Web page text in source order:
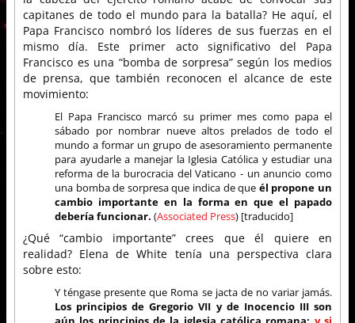
capitanes de todo el mundo para la batalla? He aquí, el
Papa Francisco nombró los líderes de sus fuerzas en el
mismo día. Este primer acto significativo del Papa
Francisco es una “bomba de sorpresa” según los medios
de prensa, que también reconocen el alcance de este
movimiento:
El Papa Francisco marcó su primer mes como papa el
sábado por nombrar nueve altos prelados de todo el
mundo a formar un grupo de asesoramiento permanente
para ayudarle a manejar la Iglesia Católica y estudiar una
reforma de la burocracia del Vaticano - un anuncio como
una bomba de sorpresa que indica de que él propone un
cambio importante en la forma en que el papado
debería funcionar. (Associated Press) [traducido]
¿Qué “cambio importante” crees que él quiere en
realidad? Elena de White tenía una perspectiva clara
sobre esto:
Y téngase presente que Roma se jacta de no variar jamás.
Los principios de Gregorio VII y de Inocencio III son